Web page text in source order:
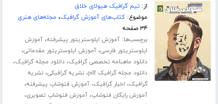
از:تیم گرافیک هیولای خلاق
موضوع:کتاب‌های آموزش گرافیک، مجله‌های هنری
۳۴ صفحه
برچسب‌ها:آموزش ایلوستریتور پیشرفته،آموزش
ایلوستریتور فارسی،آموزش ایلوستریتور مقدماتی،
دانلود ماهنامه تخصصی گرافیک،دانلود مجله گرافیک،
دانلود مجله گرافیک pdf ،نشریه گرافیکی،نشریه
گرافیک، اخبار گرافیک،آموزش فتوشاپ پیشرفته،
آموزش رایگان فتوشاپ،آموزش فتوشاپ تصویری،